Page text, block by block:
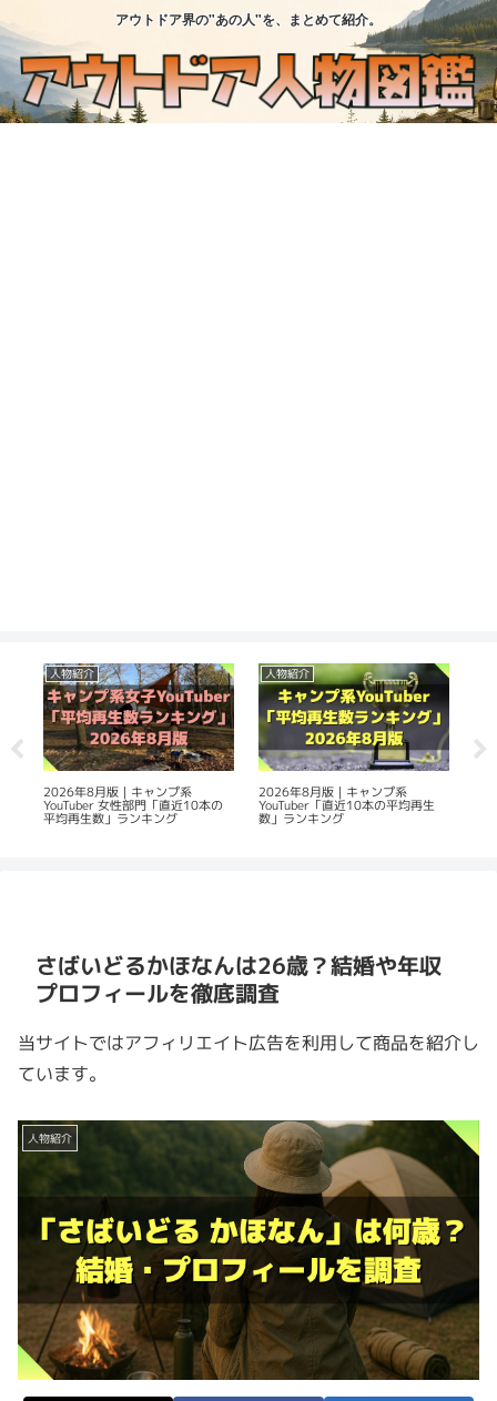
アウトドア界の"あの人"を、まとめて紹介。
人物紹介
2026年8月版｜キャンプ系
YouTuber 女性部門「直近10本の
平均再生数」ランキング
人物紹介
2026年8月版｜キャンプ系
YouTuber「直近10本の平均再生
数」ランキング
さばいどるかほなんは26歳？結婚や年収
プロフィールを徹底調査
当サイトではアフィリエイト広告を利用して商品を紹介し
ています。
人物紹介